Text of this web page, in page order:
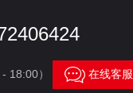
- 18:00）  在线客服